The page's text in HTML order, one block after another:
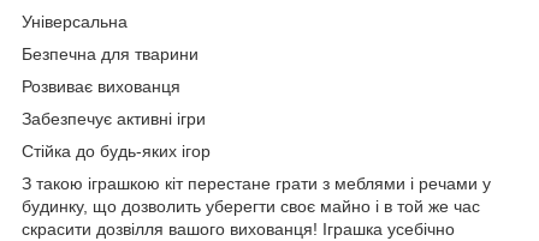
Універсальна
Безпечна для тварини
Розвиває вихованця
Забезпечує активні ігри
Стійка до будь-яких ігор
З такою іграшкою кіт перестане грати з меблями і речами у
будинку, що дозволить уберегти своє майно і в той же час
скрасити дозвілля вашого вихованця! Іграшка усебічно